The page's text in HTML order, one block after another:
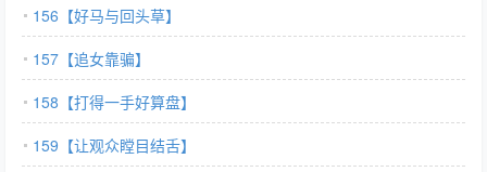
156【好马与回头草】
157【追女靠骗】
158【打得一手好算盘】
159【让观众瞠目结舌】